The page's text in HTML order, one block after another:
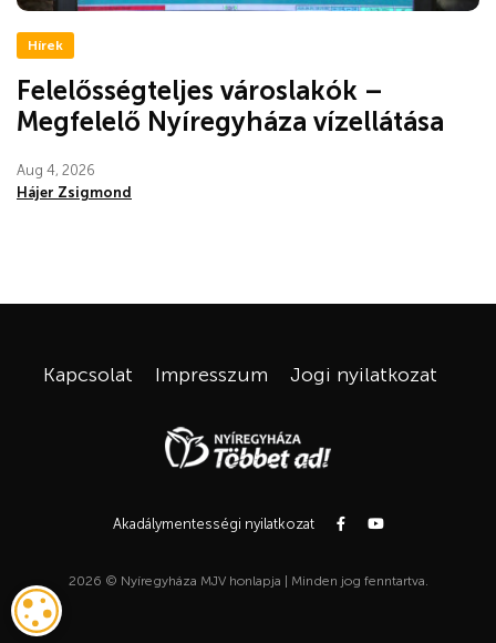
Hírek
Felelősségteljes városlakók –
Megfelelő Nyíregyháza vízellátása
Aug 4, 2026
Hájer Zsigmond
Kapcsolat Impresszum Jogi nyilatkozat
Akadálymentességi nyilatkozat
2026 © Nyíregyháza MJV honlapja | Minden jog fenntartva.